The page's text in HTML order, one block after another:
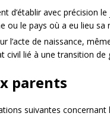
d’établir avec précision
ou le pays où a eu lieu sa
l’acte de naissance,
civil lié à une transition de
parents
suivantes concernant